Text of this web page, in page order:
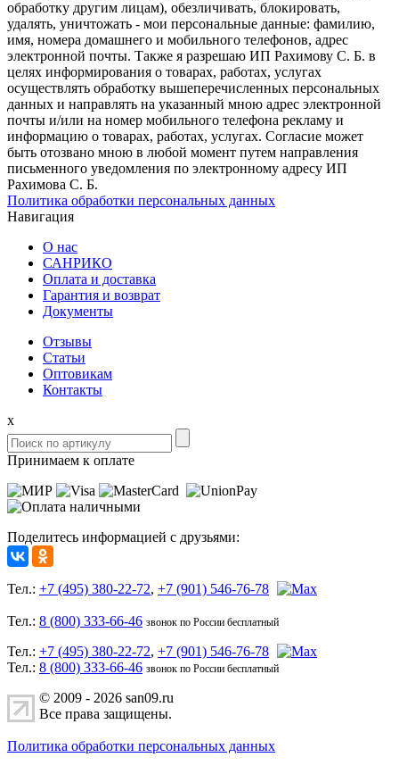
обработку другим лицам), обезличивать, блокировать,
удалять, уничтожать - мои персональные данные: фамилию,
имя, номера домашнего и мобильного телефонов, адрес
электронной почты. Также я разрешаю ИП Рахимову С. Б. в
целях информирования о товарах, работах, услугах
осуществлять обработку вышеперечисленных персональных
данных и направлять на указанный мною адрес электронной
почты и/или на номер мобильного телефона рекламу и
информацию о товарах, работах, услугах. Согласие может
быть отозвано мною в любой момент путем направления
письменного уведомления по электронному адресу ИП
Рахимова С. Б.
Политика обработки персональных данных
Навигация
О нас
САНРИКО
Оплата и доставка
Гарантия и возврат
Документы
Отзывы
Статьи
Оптовикам
Контакты
x
Принимаем к оплате
Поделитесь информацией с друзьями:
Тел.: +7 (495) 380-22-72, +7 (901) 546-76-78
Тел.: 8 (800) 333-66-46 звонок по России бесплатный
Тел.: +7 (495) 380-22-72, +7 (901) 546-76-78
Тел.: 8 (800) 333-66-46 звонок по России бесплатный
© 2009 - 2026 san09.ru
Все права защищены.
Политика обработки персональных данных